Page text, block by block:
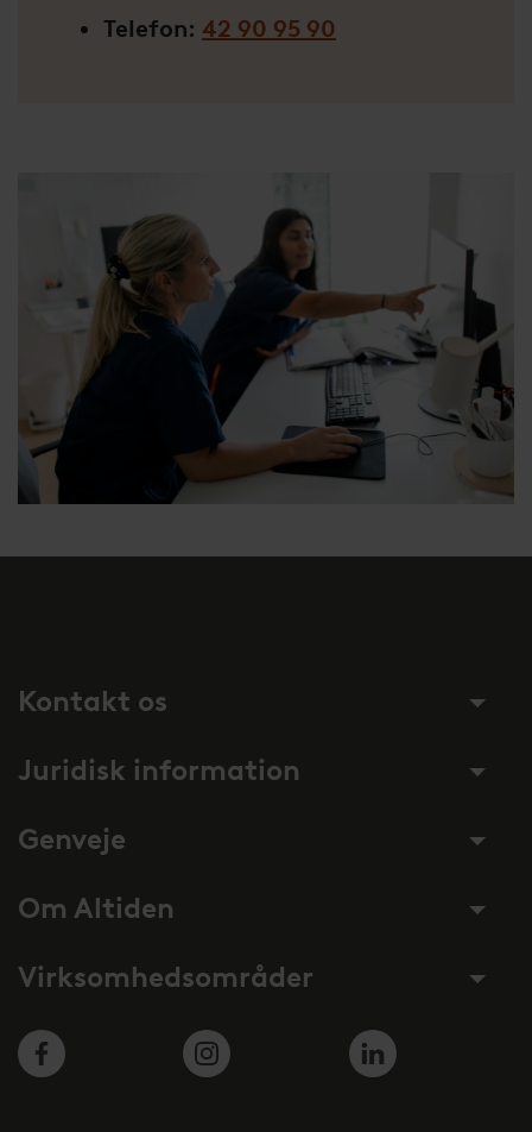
Telefon: 42 90 95 90
Kontakt os
Juridisk information
Genveje
Om Altiden
Virksomhedsområder
Facebook Instagram LinkedIn